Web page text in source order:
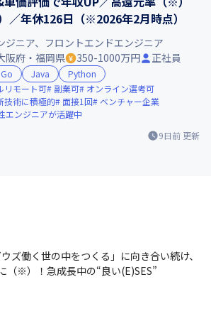
年休126日（※2026年2月時点）
9日前 更新
ジニア、フロントエンドエンジニア
阪府・福岡県
350-1000万円 正社員
Go Java
Python
リモート可 副業可
オンライン選考可
技術に積極的 面接1回
ベンチャー企業
エンジニアが活躍中
ズ働く世の中をつくる」に向き合い続け、
（※）！急成長中の“良い(E)SES”